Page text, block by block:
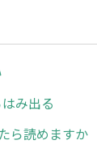
み出る
ら読めますか